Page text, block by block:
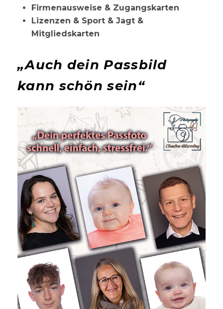
Firmenausweise & Zugangskarten
Lizenzen & Sport & Jagt &
Mitgliedskarten
„Auch dein Passbild
kann schön sein“